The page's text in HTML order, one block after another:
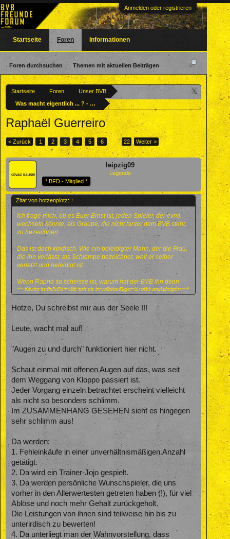
Anmelden oder registrieren
Startseite Foren
Unser BVB
Was macht eigentlich ... ? - Ehemalige BVBler
Raphaël Guerreiro
< Zurück 1 2 3 4 5 6 → 22 Weiter >
leipzig09
Legende
* BFD - Mitglied *
Zitat von hotzenplotz: ↑
Ich frage mich, ob es Euer Ernst ist, jeden Spieler, der evntl.
wechseln könnte, als Graupe, die nicht hinter dem BVB steht,
zu bezeichnen.
Das ist doch kindisch. Wie ein beleidigter Mann, der die Frau,
die ihn verlässt, als Schlampe bezeichnet, weil er selber
verletzt und beleidigt ist.
Wenn Rapha so scheisse ist, warum hat der BVB ihn denn
dann geholt ? Die Wahrheit ist, dass Rapha, neben Weigl und
Pulisic der einzige Spieler ist, den man international gut
verhökern kann. Darum geht es. Moneten für den Bläh -
Kader.
Woher weisst Du, dass, ausgerechnet Rapha, sich Auba -
mässig verhält, und von Kehl aussortiert wurde ? Bzw. dass
Rapha den Mannschaftsgeist unterwandert ? Das hört sich,
für mich, entschuldige bitte, nach totalem Bockmist an.
Wahr ist doch vielmehr, dass Rapha beim BVB, seit einem
Jahr, hinter einem, offensichtlich, weitaus schwächeren
Spieler ( Schmelzer ), der aber wohl von der Vereinsführung
protegiert wird, zurückstecken muss und sich ggf. solch wirren
Vorwürfen ausgesetzt fühlt, wie man sie auch hier lesen kann,
dass er z.B. beim BVB nur seine Blessuren auskoriert, um in
der portugiesischen N 11 Vollgas geben zu können ( was für
ein Schwachsinn ).
Wie soll denn da eine Bindung zum Verein oder Spielfreude
entstehen ?
Rapha ist, zweifellos ( es ist sicher nicht sein Traum bei PSG
zu spielen - er wird froh sein, überhaupt -und, vor allem, zu
Tuchel zu gehen ) ein toller Spieler von internationalem
Format, der sich ggf. seinen Verein aussuchen kann.
Dass der BVB seine besten Spieler verkloppt und langsam
qualitativ ausblutet, ist nicht positiv und es ist kurzsichtig, sich
das andauernd schön zu reden.
Klicke in dieses Feld, um es in vollständiger Größe anzuzeigen.
Hotze, Du schreibst mir aus der Seele !!!
Leute, wacht mal auf!
"Augen zu und durch" funktioniert hier nicht.
Schaut einmal mit offenen Augen auf das, was seit
dem Weggang von Kloppo passiert ist.
Jeder Vorgang einzeln betrachtet erscheint vielleicht
als nicht so besonders schlimm.
Im ZUSAMMENHANG GESEHEN sieht es hingegen
sehr schlimm aus!
Da werden:
1. Fehleinkäufe in einer unverhältnismäßigen.Anzahl
getätigt.
2. Da wird ein Trainer-Jojo gespielt.
3. Da werden persönliche Wunschspieler, die uns
vorher in den Allerwertesten getreten haben (!), für viel
Ablöse und noch mehr Gehalt zurückgeholt.
Die Leistungen von ihnen sind teilweise hin bis zu
unterirdisch zu bewerten!
4. Da unterliegt man der Wahnvorstellung, dass
Startseite Foren
Foren durchsuchen Themen mit aktuellen Beiträgen
Informationen